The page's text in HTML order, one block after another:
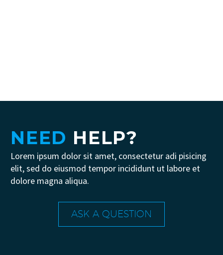

NEED HELP?
Lorem ipsum dolor sit amet, consectetur adi pisicing
elit, sed do eiusmod tempor incididunt ut labore et
dolore magna aliqua.
ASK A QUESTION